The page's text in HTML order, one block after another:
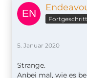
5. Januar 2020
Strange.
Anbei mal, wie es